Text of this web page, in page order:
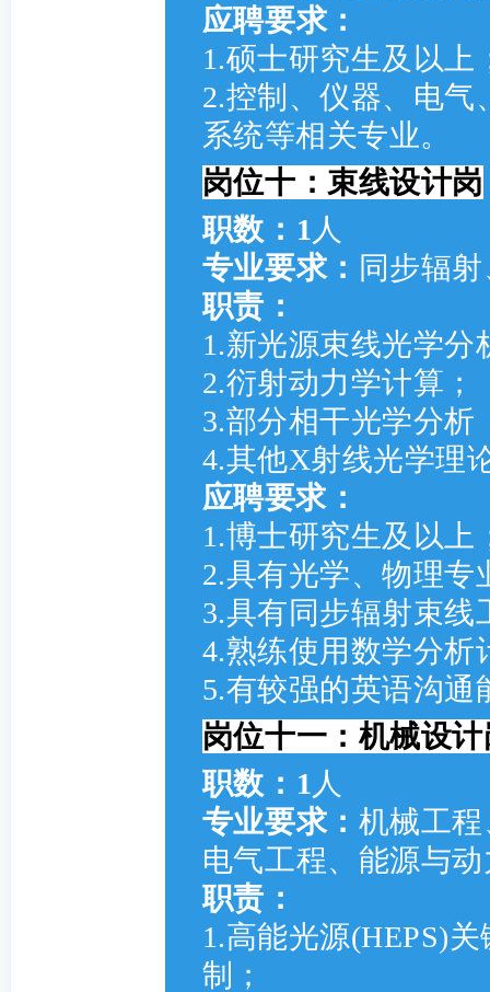
应聘要求：
1.硕士研究生及以上
2.控制、仪器、电
系统等相关专业。
岗位十：束线设计岗
职数：1 人
专业要求： 同步辐
职责：
1.新光源束线光学分
2.衍射动力学计算；
3.部分相干光学分析
4.其他X射线光学理
应聘要求：
1.博士研究生及以上
2.具有光学、物理专
3.具有同步辐射束线
4.熟练使用数学分析
5.有较强的英语沟通
岗位十一：机械设计
职数：1 人
专业要求： 机械工
电气工程、能源与
职责：
1.高能光源(HEPS)
制；